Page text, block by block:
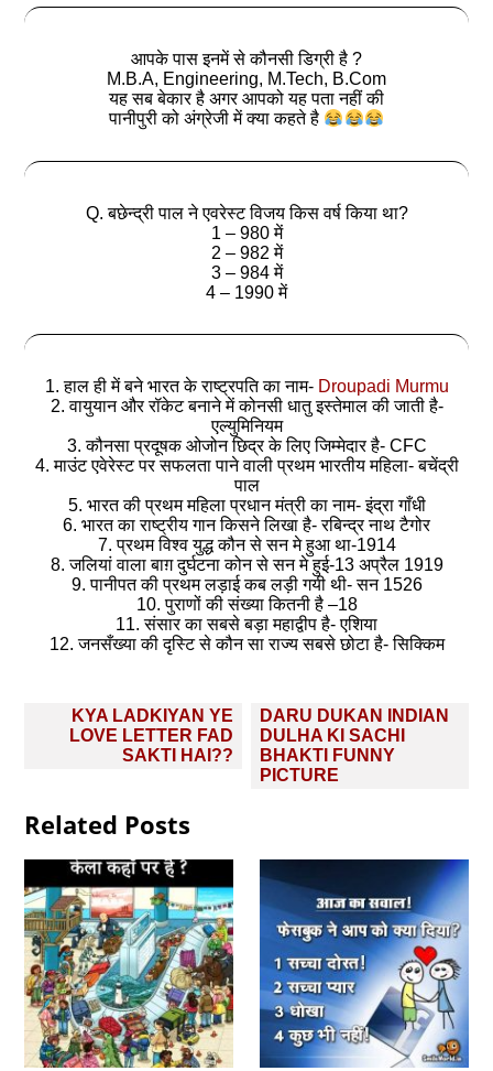
आपके पास इनमें से कौनसी डिग्री है ?
M.B.A, Engineering, M.Tech, B.Com
यह सब बेकार है अगर आपको यह पता नहीं की
पानीपुरी को अंग्रेजी में क्‍या कहते है
Q. बछेन्द्री पाल ने एवरेस्ट विजय किस वर्ष किया था?
1 – 980 में
2 – 982 में
3 – 984 में
4 – 1990 में
1. हाल ही में बने भारत के राष्ट्रपति का नाम- Droupadi Murmu
2. वायुयान और रॉकेट बनाने में कोनसी धातु इस्तेमाल की जाती है-
एल्युमिनियम
3. कौनसा प्रदूषक ओजोन छिद्र के लिए जिम्मेदार है- CFC
4. माउंट एवेरेस्ट पर सफलता पाने वाली प्रथम भारतीय महिला- बचेंद्री
पाल
5. भारत की प्रथम महिला प्रधान मंत्री का नाम- इंद्रा गाँधी
6. भारत का राष्ट्रीय गान किसने लिखा है- रबिन्द्र नाथ टैगोर
7. प्रथम विश्व युद्ध कौन से सन मे हुआ था-1914
8. जलियां वाला बाग़ दुर्घटना कोन से सन मे हुई-13 अप्रैल 1919
9. पानीपत की प्रथम लड़ाई कब लड़ी गयी थी- सन 1526
10. पुराणों की संख्या कितनी है –18
11. संसार का सबसे बड़ा महाद्वीप है- एशिया
12. जनसँख्या की दृस्टि से कौन सा राज्य सबसे छोटा है- सिक्किम
navigation
KYA LADKIYAN YE
LOVE LETTER FAD
SAKTI HAI??
DARU DUKAN INDIAN
DULHA KI SACHI
BHAKTI FUNNY
PICTURE
Related Posts